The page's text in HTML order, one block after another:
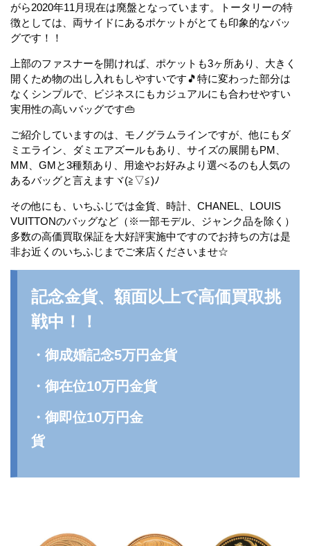
がら2020年11月現在は廃盤となっています。トータリーの特
徴としては、両サイドにあるポケットがとても印象的なバッ
グです！！
上部のファスナーを開ければ、ポケットも3ヶ所あり、大きく
開くため物の出し入れもしやすいです🎵特に変わった部分は
なくシンプルで、ビジネスにもカジュアルにも合わせやすい
実用性の高いバッグです👜
ご紹介していますのは、モノグラムラインですが、他にもダ
ミエライン、ダミエアズールもあり、サイズの展開もPM、
MM、GMと3種類あり、用途やお好みより選べるのも人気の
あるバッグと言えますヾ(≧▽≦)ﾉ
その他にも、いちふじでは金貨、時計、CHANEL、LOUIS
VUITTONのバッグなど（※一部モデル、ジャンク品を除く）
多数の高価買取保証を大好評実施中ですのでお持ちの方は是
非お近くのいちふじまでご来店くださいませ☆
記念金貨、額面以上で高価買取挑
戦中！！
・御成婚記念5万円金貨
・御在位10万円金貨
・御即位10万円金
貨